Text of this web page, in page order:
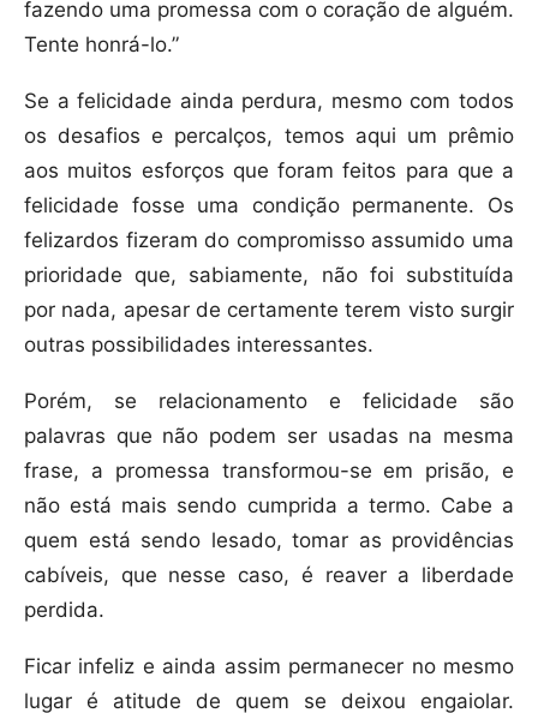
fazendo uma promessa com o coração de alguém.
Tente honrá-lo.”
Se a felicidade ainda perdura, mesmo com todos
os desafios e percalços, temos aqui um prêmio
aos muitos esforços que foram feitos para que a
felicidade fosse uma condição permanente. Os
felizardos fizeram do compromisso assumido uma
prioridade que, sabiamente, não foi substituída
por nada, apesar de certamente terem visto surgir
outras possibilidades interessantes.
Porém, se relacionamento e felicidade são
palavras que não podem ser usadas na mesma
frase, a promessa transformou-se em prisão, e
não está mais sendo cumprida a termo. Cabe a
quem está sendo lesado, tomar as providências
cabíveis, que nesse caso, é reaver a liberdade
perdida.
Ficar infeliz e ainda assim permanecer no mesmo
lugar é atitude de quem se deixou engaiolar.